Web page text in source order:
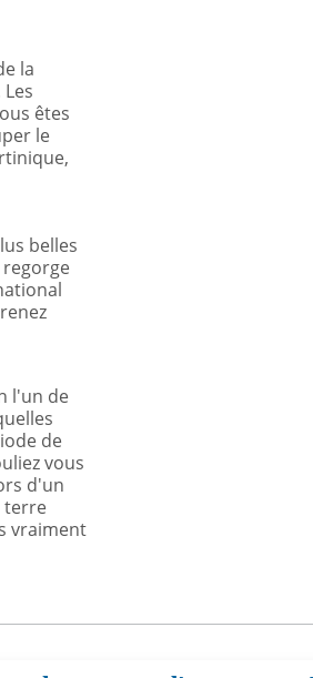
la
êtes
le
belles
regorge
l'un de
de
vous
d'un
terre
vraiment